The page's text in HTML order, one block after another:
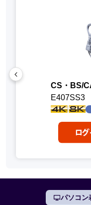
CS・BS/
E407SS3
パソコン